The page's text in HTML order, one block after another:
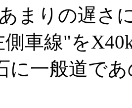
まりの遅さ
車線"を
に一般道で